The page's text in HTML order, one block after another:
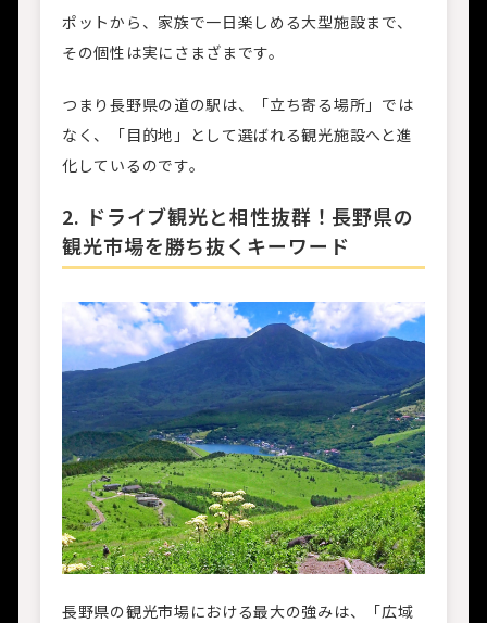
ポットから、家族で一日楽しめる大型施設まで、
その個性は実にさまざまです。
つまり長野県の道の駅は、「立ち寄る場所」では
なく、「目的地」として選ばれる観光施設へと進
化しているのです。
2. ドライブ観光と相性抜群！長野県の
観光市場を勝ち抜くキーワード
長野県の観光市場における最大の強みは、「広域